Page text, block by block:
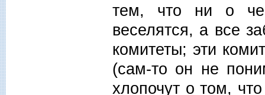
тем, что ни о
веселятся, а все
комитеты; эти
(сам-то он не
хлопочут о том,